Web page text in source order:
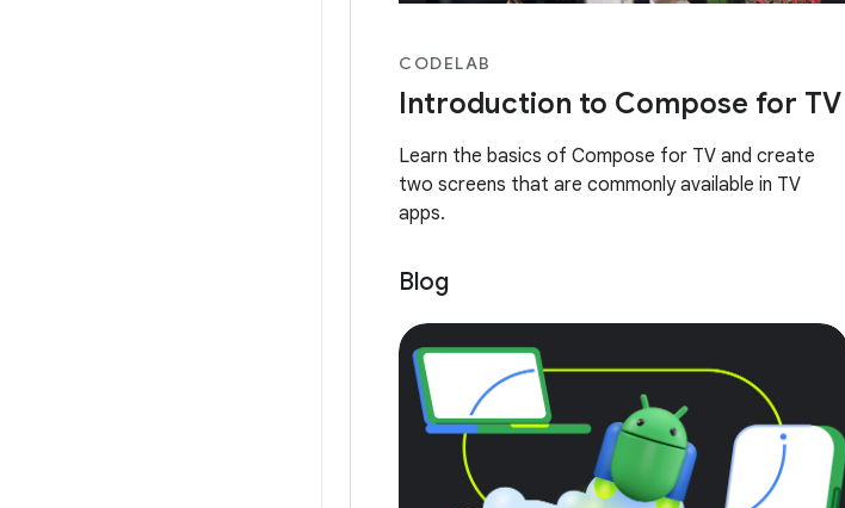
CODELAB
Introduction to Compose for TV
Learn the basics of Compose for TV and create
two screens that are commonly available in TV
apps.
Blog